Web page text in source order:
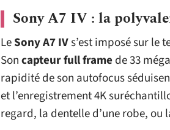
Sony A7 IV : la
LeSony A7 IVs’est imposé sur le
Soncapteur full frame de 33
rapidité de son autofocus
et l’enregistrement 4K
regard, la dentelle d’une robe,